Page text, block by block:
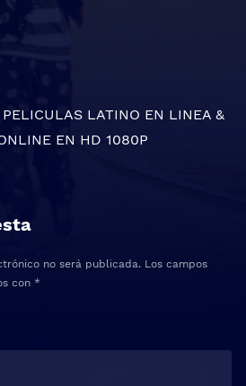
PELICULAS LATINO EN LINEA &
EN HD 1080P
no será publicada. Los campos
con *